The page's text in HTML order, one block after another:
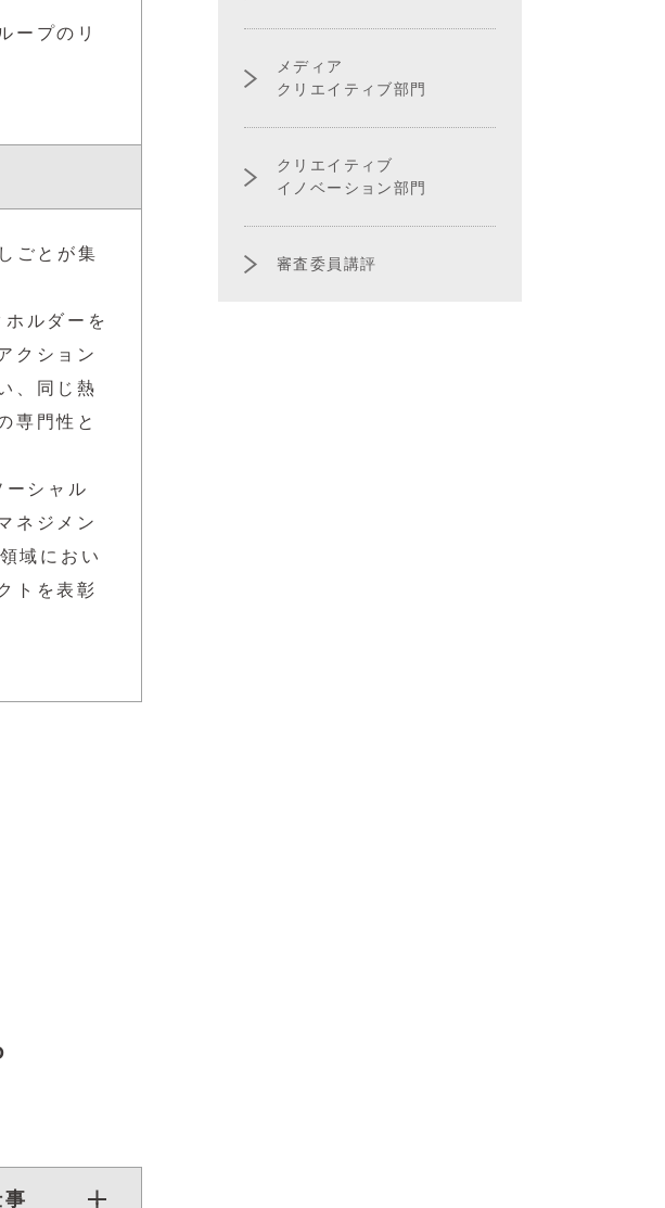
ープのリ
ごとが集
ルダーを
クション
、同じ熱
専門性と
シャル
ネジメン
域におい
トを表彰
メディア
クリエイティブ部門
クリエイティブ
イノベーション部門
審査委員講評